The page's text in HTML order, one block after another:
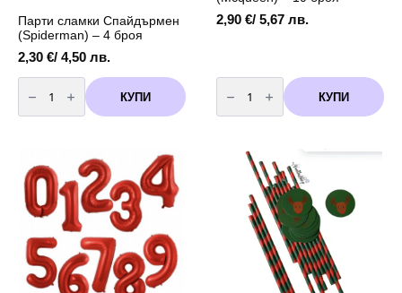
Парти сламки Спайдърмен
(Spiderman) – 4 броя
2,30 €/ 4,50 лв.
количество
за
Парти
сламки
броя
КУПИ
2,90 €/ 5,67 лв.
количество
за
Комплект
балони
(Mcqueen)
КУПИ